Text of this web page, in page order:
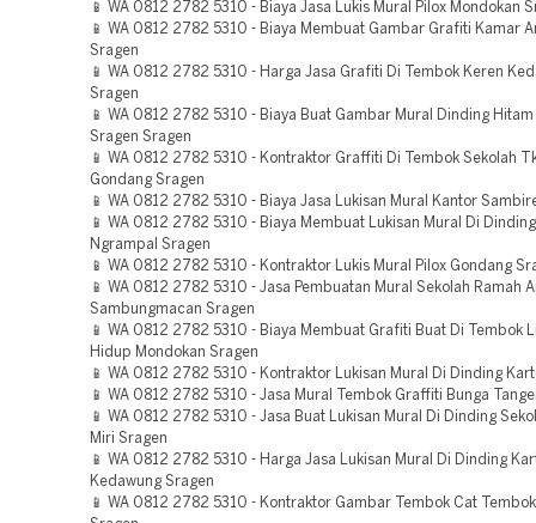
📱 WA 0812 2782 5310 - Biaya Jasa Lukis Mural Pilox Mondokan
📱 WA 0812 2782 5310 - Biaya Membuat Gambar Grafiti Kamar
Sragen
📱 WA 0812 2782 5310 - Harga Jasa Grafiti Di Tembok Keren
Sragen
📱 WA 0812 2782 5310 - Biaya Buat Gambar Mural Dinding
Sragen Sragen
📱 WA 0812 2782 5310 - Kontraktor Graffiti Di Tembok Sekolah
Gondang Sragen
📱 WA 0812 2782 5310 - Biaya Jasa Lukisan Mural Kantor
📱 WA 0812 2782 5310 - Biaya Membuat Lukisan Mural Di
Ngrampal Sragen
📱 WA 0812 2782 5310 - Kontraktor Lukis Mural Pilox Gondang
📱 WA 0812 2782 5310 - Jasa Pembuatan Mural Sekolah Ramah
Sambungmacan Sragen
📱 WA 0812 2782 5310 - Biaya Membuat Grafiti Buat Di Tembok
Hidup Mondokan Sragen
📱 WA 0812 2782 5310 - Kontraktor Lukisan Mural Di Dinding
📱 WA 0812 2782 5310 - Jasa Mural Tembok Graffiti Bunga
📱 WA 0812 2782 5310 - Jasa Buat Lukisan Mural Di Dinding
Miri Sragen
📱 WA 0812 2782 5310 - Harga Jasa Lukisan Mural Di Dinding
Kedawung Sragen
📱 WA 0812 2782 5310 - Kontraktor Gambar Tembok Cat